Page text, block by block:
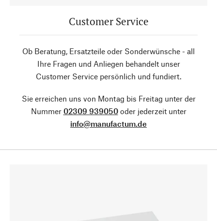
Customer Service
Ob Beratung, Ersatzteile oder Sonderwünsche - all
Ihre Fragen und Anliegen behandelt unser
Customer Service persönlich und fundiert.
Sie erreichen uns von Montag bis Freitag unter der
Nummer 02309 939050oder jederzeit unter
info@manufactum.de